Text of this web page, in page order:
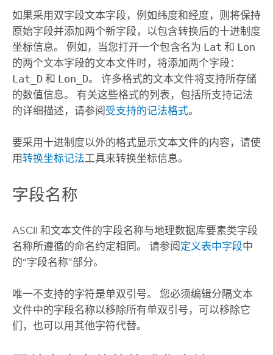
如果采用双字段文本字段，例如纬度和经度，则将保持
原始字段并添加两个新字段，以包含转换后的十进制度
坐标信息。 例如，当您打开一个包含名为 Lat 和 Lon
的两个文本字段的文本文件时，将添加两个字段：
Lat_D和 Lon_D。 许多格式的文本文件将支持所存储
的数值信息。 有关这些格式的列表，包括所支持记法
的详细描述，请参阅 受支持的记法格式。
要采用十进制度以外的格式显示文本文件的内容，请使
用转换坐标记法工具来转换坐标信息。
字段名称
ASCII 和文本文件的字段名称与地理数据库要素类字段
名称所遵循的命名约定相同。 请参阅 定义表中字段中
的“字段名称”部分。
唯一不支持的字符是单双引号。 您必须编辑分隔文本
文件中的字段名称以移除所有单双引号，可以移除它
们，也可以用其他字符代替。